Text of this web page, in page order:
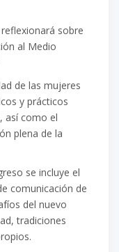
sobre
al Medio
de las mujeres
y prácticos
así como el
plena de la
se incluye el
comunicación de
del nuevo
tradiciones